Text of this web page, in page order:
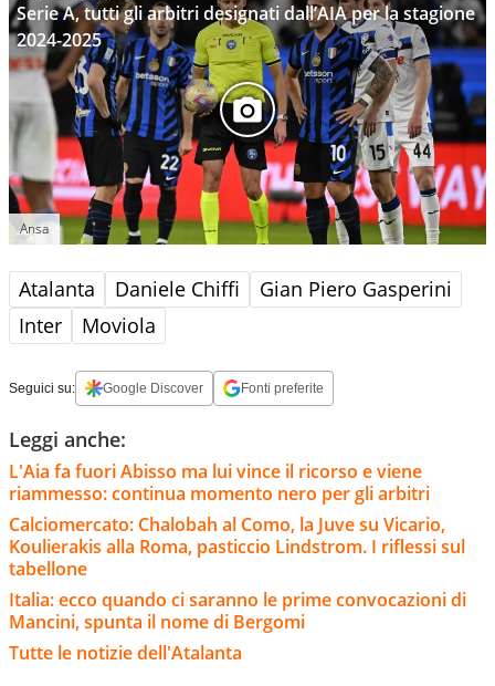
Serie A, tutti gli arbitri designati dall’AIA per la stagione
2024-2025
Ansa
Atalanta Daniele Chiffi
Gian Piero Gasperini
Inter
Moviola
Seguici su: Google Discover Fonti preferite
Leggi anche:
L'Aia fa fuori Abisso ma lui vince il ricorso e viene
riammesso: continua momento nero per gli arbitri
Calciomercato: Chalobah al Como, la Juve su Vicario,
Koulierakis alla Roma, pasticcio Lindstrom. I riflessi sul
tabellone
Italia: ecco quando ci saranno le prime convocazioni di
Mancini, spunta il nome di Bergomi
Tutte le notizie dell'Atalanta